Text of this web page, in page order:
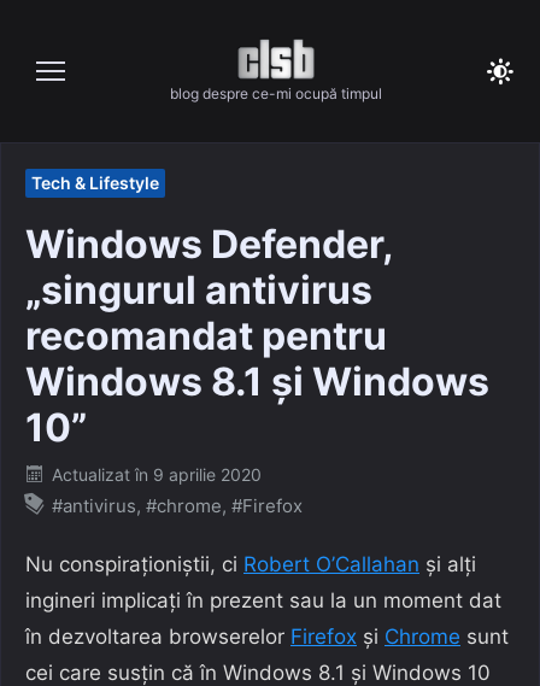
content
blog despre ce-mi ocupă timpul
Tech & Lifestyle
Windows Defender,
„singurul antivirus
recomandat pentru
Windows 8.1 și Windows
10”
Posted
on
Actualizat în 9 aprilie 2020
#antivirus, #chrome, #Firefox
Nu conspiraționiștii, ci Robert O’Callahan și alți
ingineri implicați în prezent sau la un moment dat
în dezvoltarea browserelor Firefox și Chrome sunt
cei care susțin că în Windows 8.1 și Windows 10